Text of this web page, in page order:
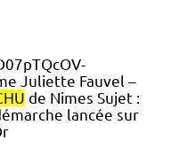
Juliette Fauvel –
de Nimes Sujet :
lancée sur